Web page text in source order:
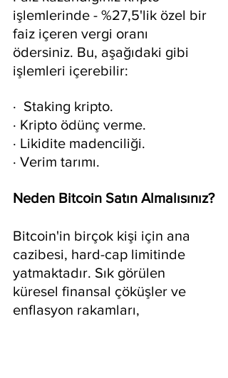
işlemlerinde - %27,5'lik özel bir
faiz içeren vergi oranı
ödersiniz. Bu, aşağıdaki gibi
işlemleri içerebilir:
·  Staking kripto.
· Kripto ödünç verme.
· Likidite madenciliği.
· Verim tarımı.
Neden Bitcoin Satın Almalısınız?
Bitcoin'in birçok kişi için ana
cazibesi, hard-cap limitinde
yatmaktadır. Sık görülen
küresel finansal çöküşler ve
enflasyon rakamları,